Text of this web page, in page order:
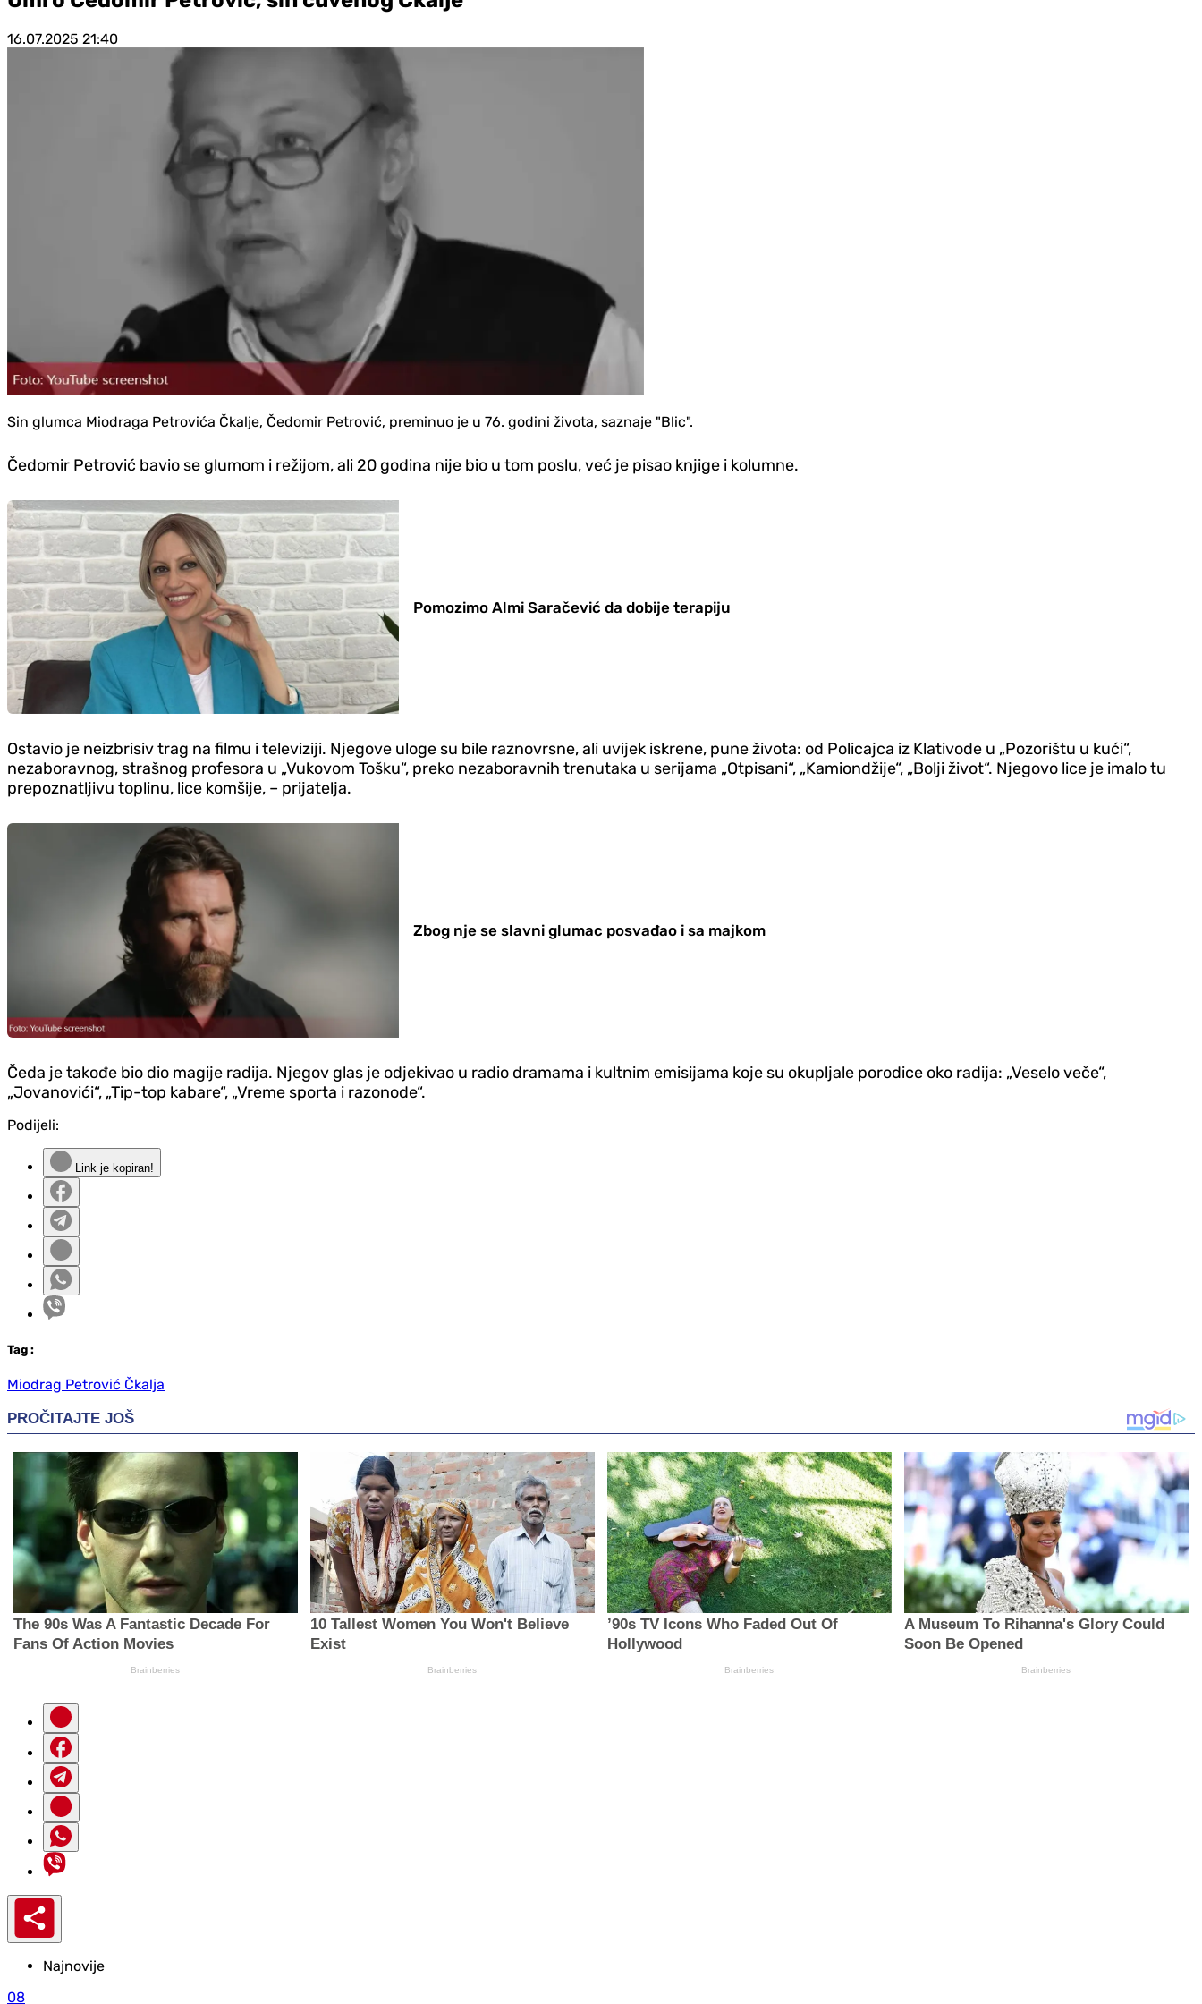
16.07.2025 21:40
Sin glumca Miodraga Petrovića Čkalje, Čedomir Petrović, preminuo je u 76. godini života, saznaje "Blic".
Čedomir Petrović bavio se glumom i režijom, ali 20 godina nije bio u tom poslu, već je pisao knjige i kolumne.
Pomozimo Almi Saračević da dobije terapiju
Ostavio je neizbrisiv trag na filmu i televiziji. Njegove uloge su bile raznovrsne, ali uvijek iskrene, pune života: od Policajca iz Klativode u „Pozorištu u kući“,
nezaboravnog, strašnog profesora u „Vukovom Tošku“, preko nezaboravnih trenutaka u serijama „Otpisani“, „Kamiondžije“, „Bolji život“. Njegovo lice je imalo tu
prepoznatljivu toplinu, lice komšije, – prijatelja.
Zbog nje se slavni glumac posvađao i sa majkom
Čeda je takođe bio dio magije radija. Njegov glas je odjekivao u radio dramama i kultnim emisijama koje su okupljale porodice oko radija: „Veselo veče“,
„Jovanovići“, „Tip-top kabare“, „Vreme sporta i razonode“.
Podijeli:
Link je kopiran!
Tag :
Miodrag Petrović Čkalja
Najnovije
08